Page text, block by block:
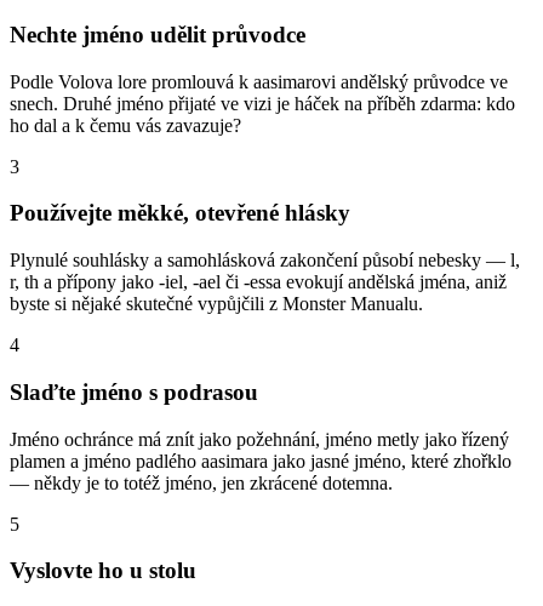
Nechte jméno udělit průvodce
Podle Volova lore promlouvá k aasimarovi andělský průvodce ve
snech. Druhé jméno přijaté ve vizi je háček na příběh zdarma: kdo
ho dal a k čemu vás zavazuje?
3
Používejte měkké, otevřené hlásky
Plynulé souhlásky a samohlásková zakončení působí nebesky — l,
r, th a přípony jako -iel, -ael či -essa evokují andělská jména, aniž
byste si nějaké skutečné vypůjčili z Monster Manualu.
4
Slaďte jméno s podrasou
Jméno ochránce má znít jako požehnání, jméno metly jako řízený
plamen a jméno padlého aasimara jako jasné jméno, které zhořklo
— někdy je to totéž jméno, jen zkrácené dotemna.
5
Vyslovte ho u stolu